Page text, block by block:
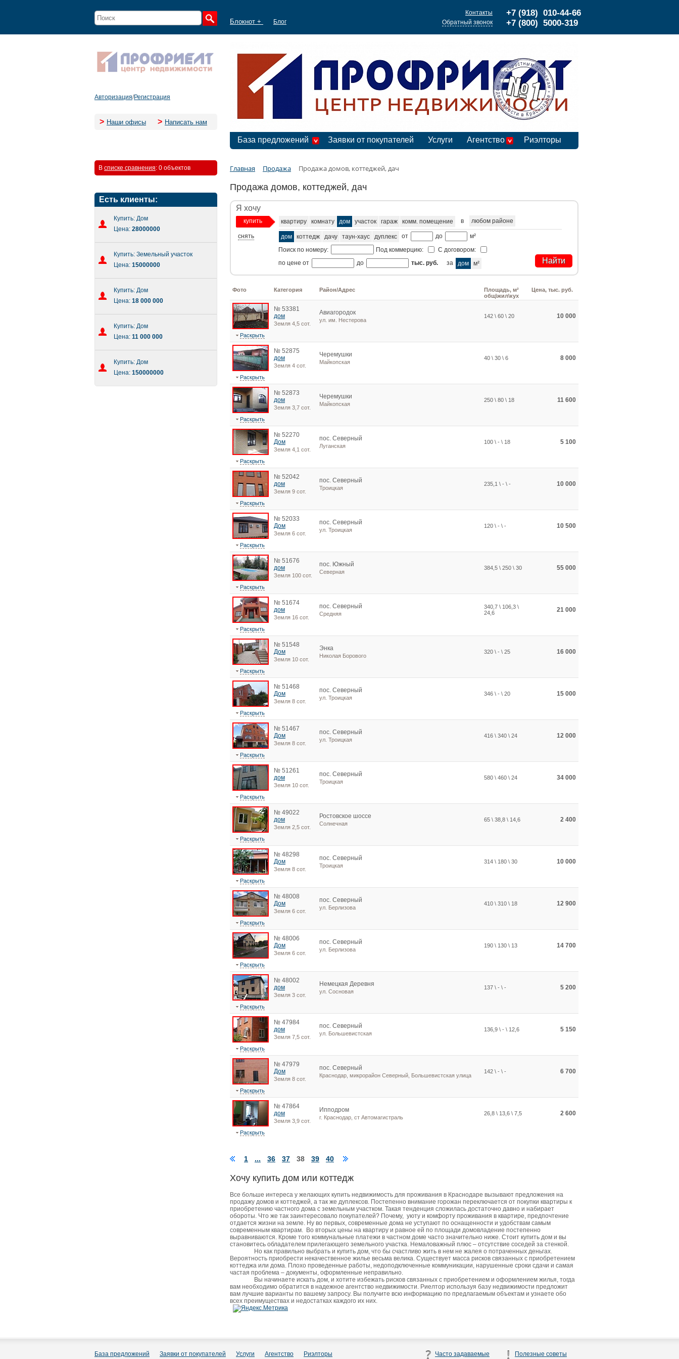
Блокнот + Блог
+7 (918) 010-44-66
+7 (800) 5000-319
Контакты
Обратный звонок
Авторизация/Регистрация
> Наши офисы > Написать нам
База предложений Заявки от покупателей Услуги Агентство Риэлторы
В списке сравнения: 0 объектов
Есть клиенты:
Купить: Дом
Цена: 28000000
Купить: Земельный участок
Цена: 15000000
Купить: Дом
Цена: 18 000 000
Купить: Дом
Цена: 11 000 000
Купить: Дом
Цена: 150000000
Главная Продажа Продажа домов, коттеджей, дач
Продажа домов, коттеджей, дач
Я хочу
купить
снять
квартиру комнату дом участок гараж комм. помещение в любом районе
дом коттедж дачу таун-хаус дуплекс от до
м²
Поиск по номеру:
Под коммерцию:
С договором:
по цене от
до тыс. руб. за дом м²
Фото Категория Район/Адрес
Площадь, м²
общ\жил\кух
Цена, тыс. руб.
№ 53381
дом
Земля 4,5 сот.
Авиагородок
ул. им. Нестерова
142 \ 60 \ 20 10 000
Раскрыть
№ 52875
дом
Земля 4 сот.
Черемушки
Майкопская
40 \ 30 \ 6 8 000
Раскрыть
№ 52873
дом
Земля 3,7 сот.
Черемушки
Майкопская
250 \ 80 \ 18 11 600
Раскрыть
№ 52270
Дом
Земля 4,1 сот.
пос. Северный
Луганская
100 \ - \ 18 5 100
Раскрыть
№ 52042
дом
Земля 9 сот.
пос. Северный
Троицкая
235,1 \ - \ - 10 000
Раскрыть
№ 52033
Дом
Земля 6 сот.
пос. Северный
ул. Троицкая
120 \ - \ - 10 500
Раскрыть
№ 51676
дом
Земля 100 сот.
пос. Южный
Северная
384,5 \ 250 \ 30 55 000
Раскрыть
№ 51674
дом
Земля 16 сот.
пос. Северный
Средняя
340,7 \ 106,3 \
24,6
21 000
Раскрыть
№ 51548
Дом
Земля 10 сот.
Энка
Николая Борового
320 \ - \ 25 16 000
Раскрыть
№ 51468
Дом
Земля 8 сот.
пос. Северный
ул. Троицкая
346 \ - \ 20 15 000
Раскрыть
№ 51467
Дом
Земля 8 сот.
пос. Северный
ул. Троицкая
416 \ 340 \ 24 12 000
Раскрыть
№ 51261
дом
Земля 10 сот.
пос. Северный
Троицкая
580 \ 460 \ 24 34 000
Раскрыть
№ 49022
дом
Земля 2,5 сот.
Ростовское шоссе
Солнечная
65 \ 38,8 \ 14,6 2 400
Раскрыть
№ 48298
Дом
Земля 8 сот.
пос. Северный
Троицкая
314 \ 180 \ 30 10 000
Раскрыть
№ 48008
Дом
Земля 6 сот.
пос. Северный
ул. Берлизова
410 \ 310 \ 18 12 900
Раскрыть
№ 48006
Дом
Земля 6 сот.
пос. Северный
ул. Берлизова
190 \ 130 \ 13 14 700
Раскрыть
№ 48002
дом
Земля 3 сот.
Немецкая Деревня
ул. Сосновая
137 \ - \ - 5 200
Раскрыть
№ 47984
дом
Земля 7,5 сот.
пос. Северный
ул. Большевистская
136,9 \ - \ 12,6 5 150
Раскрыть
№ 47979
Дом
Земля 8 сот.
пос. Северный
Краснодар, микрорайон Северный, Большевистская улица
142 \ - \ - 6 700
Раскрыть
№ 47864
дом
Земля 3,9 сот.
Ипподром
г. Краснодар, ст Автомагистраль
26,8 \ 13,6 \ 7,5 2 600
Раскрыть
1 ... 36 37 38 39 40
Хочу купить дом или коттедж
Все больше интереса у желающих купить недвижимость для проживания в Краснодаре вызывают предложения на
продажу домов и коттеджей, а так же дуплексов. Постепенно внимание горожан переключается от покупки квартиры к
приобретению частного дома с земельным участком. Такая тенденция сложилась достаточно давно и набирает
обороты. Что же так заинтересовало покупателей? Почему, уюту и комфорту проживания в квартире, предпочтение
отдается жизни на земле. Ну во первых, современные дома не уступают по оснащенности и удобствам самым
современным квартирам. Во вторых цены на квартиру и равное ей по площади домовладение постепенно
выравниваются. Кроме того коммунальные платежи в частном доме часто значительно ниже. Стоит купить дом и вы
становитесь обладателем прилегающего земельного участка. Немаловажный плюс – отсутствие соседей за стенкой.
Но как правильно выбрать и купить дом, что бы счастливо жить в нем не жалея о потраченных деньгах.
Вероятность приобрести некачественное жилье весьма велика. Существует масса рисков связанных с приобретением
коттеджа или дома. Плохо проведенные работы, недоподключенные коммуникации, нарушенные сроки сдачи и самая
частая проблема – документы, оформленные неправильно.
Вы начинаете искать дом, и хотите избежать рисков связанных с приобретением и оформлением жилья, тогда
вам необходимо обратится в надежное агентство недвижимости. Риелтор используя базу недвижимости предложит
вам лучшие варианты по вашему запросу. Вы получите всю информацию по предлагаемым объектам и узнаете обо
всех преимуществах и недостатках каждого их них.
База предложений Заявки от покупателей Услуги Агентство Риэлторы
Часто задаваемые
Полезные советы